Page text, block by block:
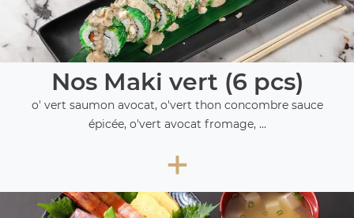
Nos Maki vert (6 pcs)
o' vert saumon avocat, o'vert thon concombre sauce
épicée, o'vert avocat fromage, ...
+